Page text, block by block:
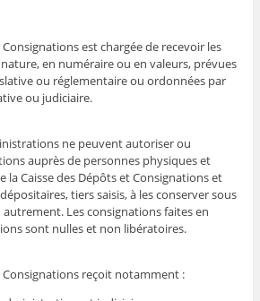
Consignations est chargée de recevoir les
en numéraire ou en valeurs, prévues
ou réglementaire ou ordonnées par
ou judiciaire.
ne peuvent autoriser ou
auprès de personnes physiques et
la Caisse des Dépôts et Consignations et
tiers saisis, à les conserver sous
Les consignations faites en
sont nulles et non libératoires.
Consignations reçoit notamment :